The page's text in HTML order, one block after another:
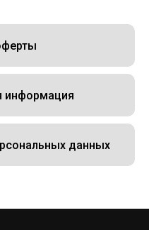
информация
данных